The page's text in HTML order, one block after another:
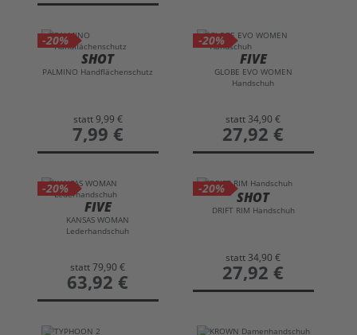
-20%
SHOT
PALMINO Handflächenschutz
statt 9,99 €
preis
7,99 €
-20%
FIVE
GLOBE EVO WOMEN
Handschuh
statt 34,90 €
preis
27,92 €
-20%
FIVE
KANSAS WOMAN
Lederhandschuh
statt79,90 €
preis
63,92 €
-20%
SHOT
DRIFT RIM Handschuh
statt 34,90 €
preis
27,92 €